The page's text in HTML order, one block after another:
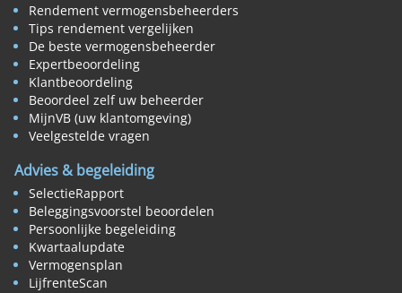
Rendement vermogensbeheerders
Tips rendement vergelijken
De beste vermogensbeheerder
Expertbeoordeling
Klantbeoordeling
Beoordeel zelf uw beheerder
MijnVB (uw klantomgeving)
Veelgestelde vragen
Advies & begeleiding
SelectieRapport
Beleggingsvoorstel beoordelen
Persoonlijke begeleiding
Kwartaalupdate
Vermogensplan
LijfrenteScan